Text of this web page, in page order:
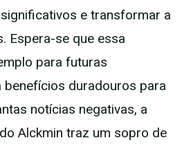
e transformar a
Espera-se que essa
para futuras
benefícios duradouros para
notícias negativas, a
Alckmin traz um sopro de